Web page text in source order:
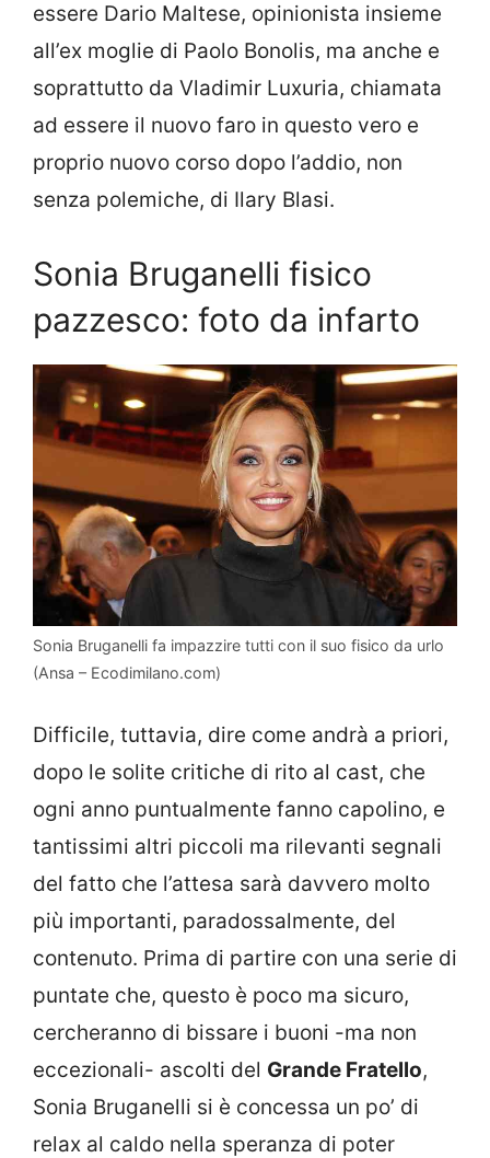
essere Dario Maltese, opinionista insieme
all’ex moglie di Paolo Bonolis, ma anche e
soprattutto da Vladimir Luxuria, chiamata
ad essere il nuovo faro in questo vero e
proprio nuovo corso dopo l’addio, non
senza polemiche, di Ilary Blasi.
Sonia Bruganelli fisico
pazzesco: foto da infarto
Sonia Bruganelli fa impazzire tutti con il suo fisico da urlo
(Ansa – Ecodimilano.com)
Difficile, tuttavia, dire come andrà a priori,
dopo le solite critiche di rito al cast, che
ogni anno puntualmente fanno capolino, e
tantissimi altri piccoli ma rilevanti segnali
del fatto che l’attesa sarà davvero molto
più importanti, paradossalmente, del
contenuto. Prima di partire con una serie di
puntate che, questo è poco ma sicuro,
cercheranno di bissare i buoni -ma non
eccezionali- ascolti del Grande Fratello,
Sonia Bruganelli si è concessa un po’ di
relax al caldo nella speranza di poter